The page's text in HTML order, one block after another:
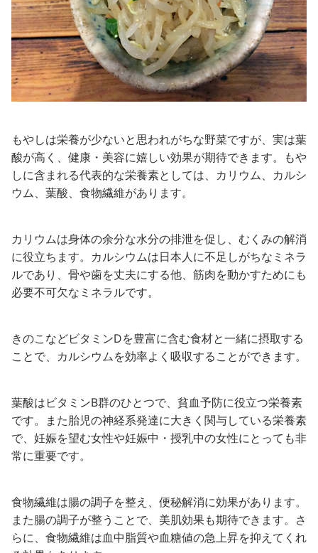
もやしは栄養が少ないと思われがちな野菜ですが、実は葉
酸が高く、健康・美容に嬉しい効果が期待できます。もや
しに含まれる代表的な栄養素としては、カリウム、カルシ
ウム、葉酸、食物繊維があります。
カリウムは身体の余分な水分の排泄を促し、むくみの解消
に役立ちます。カルシウムは日本人に不足しがちなミネラ
ルであり、骨や歯を丈夫にする他、筋肉を動かすためにも
必要不可欠なミネラルです。
きのこなどビタミンDを豊富に含む食材と一緒に摂取する
ことで、カルシウムを効率よく吸収することができます。
葉酸はビタミンB群のひとつで、貧血予防に役立つ栄養素
です。また胎児の神経系発達に大きく関与している栄養素
で、妊娠を望む女性や妊娠中・授乳中の女性にとっても非
常に重要です。
食物繊維は腸の調子を整え、便秘解消に効果があります。
また腸の調子が整うことで、美肌効果も期待できます。さ
らに、食物繊維は血中脂質や血糖値の急上昇を抑えてくれ